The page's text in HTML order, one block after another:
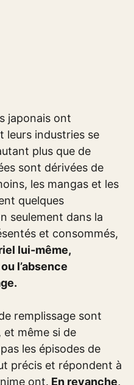
japonais ont
leurs industries se
plus que de
sont dérivées de
les mangas et les
quelques
seulement dans la
et consommés,
lui-même,
l’absence
remplissage sont
et même si de
les épisodes de
précis et répondent à
ont. En revanche,